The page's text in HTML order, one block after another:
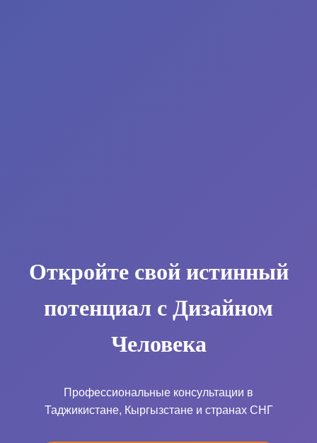
Откройте свой истинный
потенциал с Дизайном
Человека
Профессиональные консультации в
Таджикистане, Кыргызстане и странах СНГ